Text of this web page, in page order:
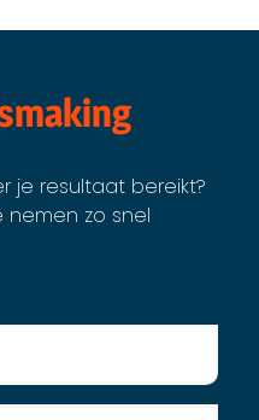
je resultaat bereikt?
nemen zo snel